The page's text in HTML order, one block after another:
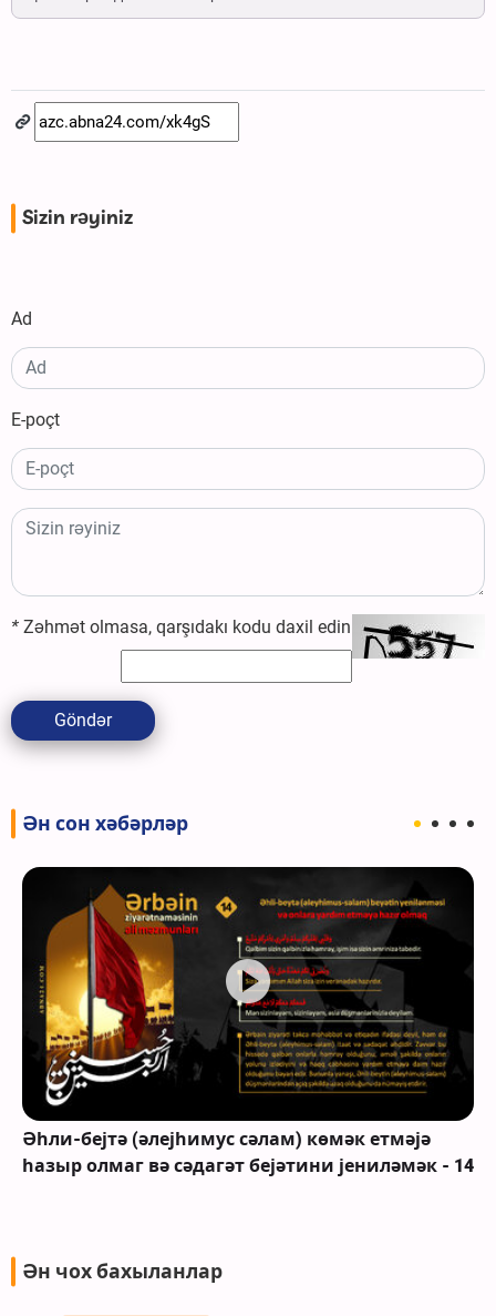
Sizin rəyiniz
Ad
E-poçt
* Zəhmət olmasa, qarşıdakı kodu daxil edin
Göndər
Ән сон хәбәрләр
Әһли-бејтә (әлејһимус сәлам) көмәк етмәјә
һазыр олмаг вә сәдагәт бејәтини јениләмәк - 14
Ән чох бахыланлар